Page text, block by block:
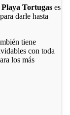
Playa Tortugases
darle hasta
tiene
con toda
los más